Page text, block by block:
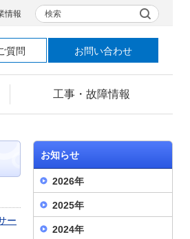
工事・故障情報
情報 検索
質問 お問い合わせ
ー
お知らせ
2026年
2025年
2024年